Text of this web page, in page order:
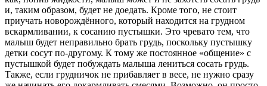
и, таким образом, будет не доедать. Кроме того, не стоит
приучать новорождённого, который находится на грудном
вскармливании, к сосанию пустышки. Это чревато тем, что
малыш будет неправильно брать грудь, поскольку пустышку
детки сосут по-другому. К тому же постоянное «общение» с
пустышкой будет побуждать малыша лениться сосать грудь.
Также, если грудничок не прибавляет в весе, не нужно сразу